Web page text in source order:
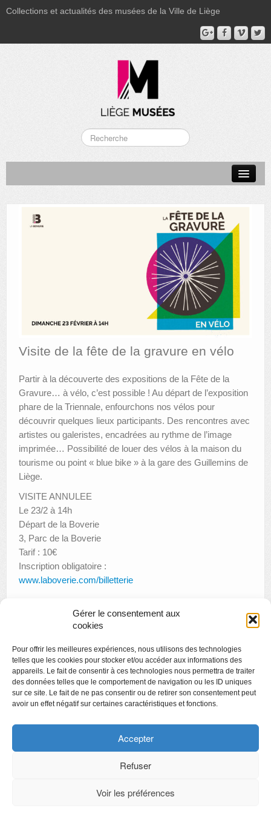
Gérer le consentement aux
cookies
Pour offrir les meilleures expériences, nous utilisons des technologies
telles que les cookies pour stocker et/ou accéder aux informations des
appareils. Le fait de consentir à ces technologies nous permettra de traiter
des données telles que le comportement de navigation ou les ID uniques
sur ce site. Le fait de ne pas consentir ou de retirer son consentement peut
avoir un effet négatif sur certaines caractéristiques et fonctions.
Accepter
Refuser
Voir les préférences
Collections et actualités des musées de la Ville de Liège
MUSÉE GRÉTRY
ANIMATIONS DES MUSÉES
LE PORTAIL DES COLLECTIONS
Visite de la fête de la gravure en vélo
Partir à la découverte des expositions de la Fête de la
Gravure… à vélo, c’est possible ! Au départ de l’exposition
phare de la Triennale, enfourchons nos vélos pour
découvrir quelques lieux participants. Des rencontres avec
artistes ou galeristes, encadrées au rythme de l’image
imprimée… Possibilité de louer des vélos à la maison du
tourisme ou point « blue bike » à la gare des Guillemins de
Liège.
VISITE ANNULEE
Le 23/2 à 14h
Départ de la Boverie
3, Parc de la Boverie
Tarif : 10€
Inscription obligatoire :
www.laboverie.com/billetterie
Espace Jeunes Artistes : Benjamin Hollebeke
La Légende du Fantôme de Dodon
Copyright
Politique de confidentialité
Chartes des engagements des opérateurs culturels